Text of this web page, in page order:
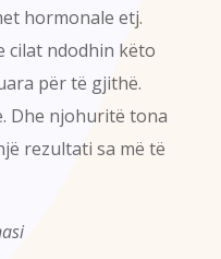
hormonale etj.
cilat ndodhin këto
për të gjithë.
Dhe njohuritë tona
rezultati sa më të